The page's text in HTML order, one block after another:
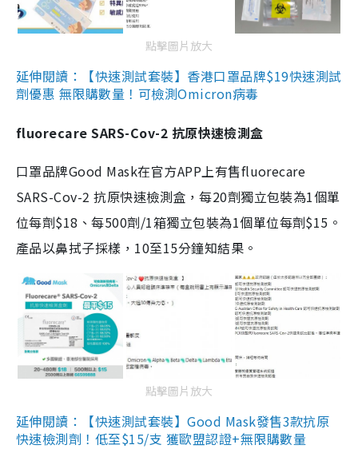
點擊圖片放大
延伸閱讀：【快速測試套裝】香港口罩品牌$19快速測試
劑優惠 無限購數量！可檢測Omicron病毒
fluorecare SARS-Cov-2 抗原快速檢測盒
口罩品牌Good Mask在官方APP上有售fluorecare
SARS-Cov-2 抗原快速檢測盒，每20劑獨立包裝為1個單
位每劑$18、每500劑/1箱獨立包裝為1個單位每劑$15。
產品以鼻拭子採樣，10至15分鐘知結果。
點擊圖片放大
延伸閱讀：【快速測試套裝】Good Mask發售3款抗原
快速檢測劑！低至$15/支 獲歐盟認證+無限購數量